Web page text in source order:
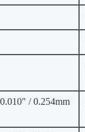
0.010" / 0.254mm